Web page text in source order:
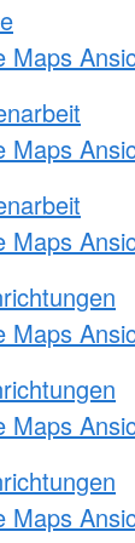
Maps
Maps
Maps
Maps
Maps
Maps